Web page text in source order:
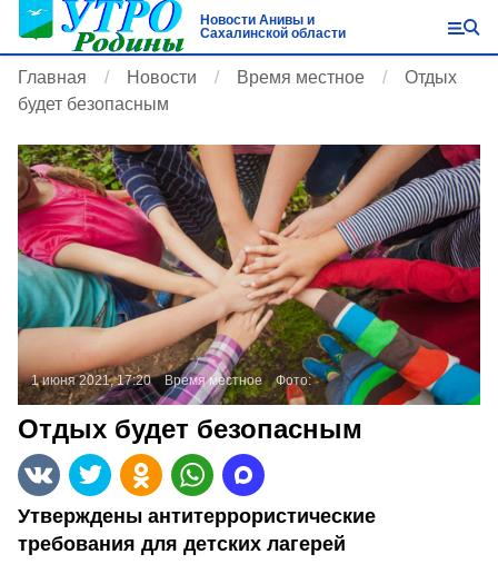
Новости Анивы и
Сахалинской области
Главная Новости Время местное
Отдых
будет безопасным
1 июня 2021, 17:20 Время местное Фото:
Отдых будет безопасным
Утверждены антитеррористические
требования для детских лагерей